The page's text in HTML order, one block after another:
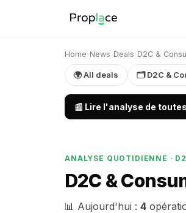
Home› News› Deals› D2C &
🌍 All deals 🗂 D2C &
📰 Lire l'analyse de
ANALYSE QUOTIDIENNE ·
D2C &
📊 Aujourd'hui : 4